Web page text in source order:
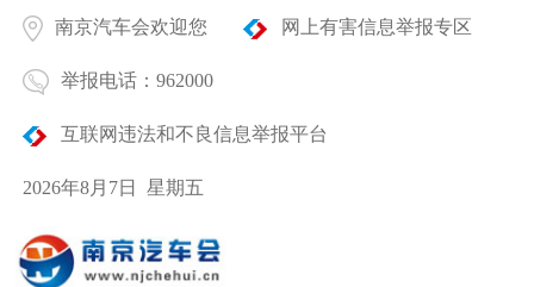
南京汽车会欢迎您 网上有害信息举报专区
举报电话：962000
互联网违法和不良信息举报平台
2026年8月7日 星期五